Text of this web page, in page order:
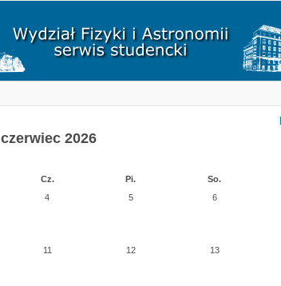
czerwiec 2026
Cz. Pi. So.
4 5 6
11 12 13